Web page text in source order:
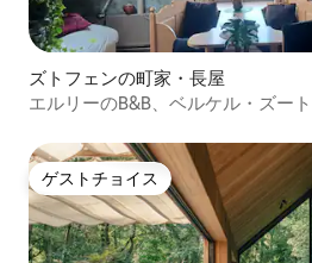
ズトフェンの町家・長屋
エルリーのB&B、ベルケル・ズー
ゲストチョイス
ゲストチョイス